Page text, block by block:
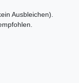
Ausbleichen).